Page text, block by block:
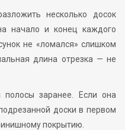
несколько досок
начало и конец каждого
не «ломался» слишком
длина отрезка — не
полосы заранее. Если она
доски в первом
покрытию.